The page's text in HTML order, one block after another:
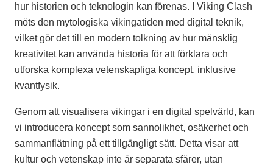
hur historien och teknologin kan förenas. I Viking Clash
möts den mytologiska vikingatiden med digital teknik,
vilket gör det till en modern tolkning av hur mänsklig
kreativitet kan använda historia för att förklara och
utforska komplexa vetenskapliga koncept, inklusive
kvantfysik.
Genom att visualisera vikingar i en digital spelvärld, kan
vi introducera koncept som sannolikhet, osäkerhet och
sammanflätning på ett tillgängligt sätt. Detta visar att
kultur och vetenskap inte är separata sfärer, utan